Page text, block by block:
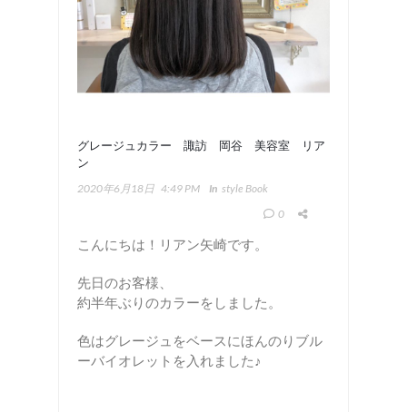
グレージュカラー 諏訪 岡谷 美容室 リア
ン
2020年6月18日 4:49 PM In Style Book
0
こんにちは！リアン矢崎です。
先日のお客様、
約半年ぶりのカラーをしました。
色はグレージュをベースにほんのりブル
ーバイオレットを入れました♪